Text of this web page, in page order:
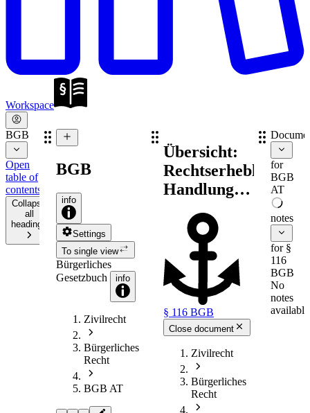
Workspace
BGB
Open
table of
contents
Collapse
all
headings
BGB
info
Settings
To single view
Bürgerliches
Gesetzbuch
info
Zivilrecht
Bürgerliches
Recht
BGB AT
Übersicht:
Rechtserhebliche
Handlungen
(Willenserklärung,
Realakt,
Rechtsgeschäft,
geschäftsähnliche
Handlung)
§ 116 BGB
Close document
Zivilrecht
Bürgerliches
Recht
for
BGB
AT
notes
for §
116
BGB
No
notes